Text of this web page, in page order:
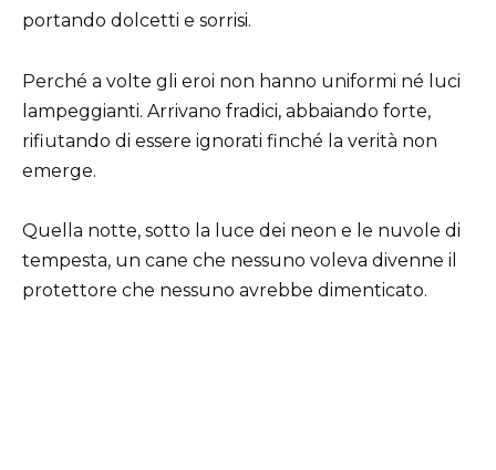
portando dolcetti e sorrisi.
Perché a volte gli eroi non hanno uniformi né luci
lampeggianti. Arrivano fradici, abbaiando forte,
rifiutando di essere ignorati finché la verità non
emerge.
Quella notte, sotto la luce dei neon e le nuvole di
tempesta, un cane che nessuno voleva divenne il
protettore che nessuno avrebbe dimenticato.